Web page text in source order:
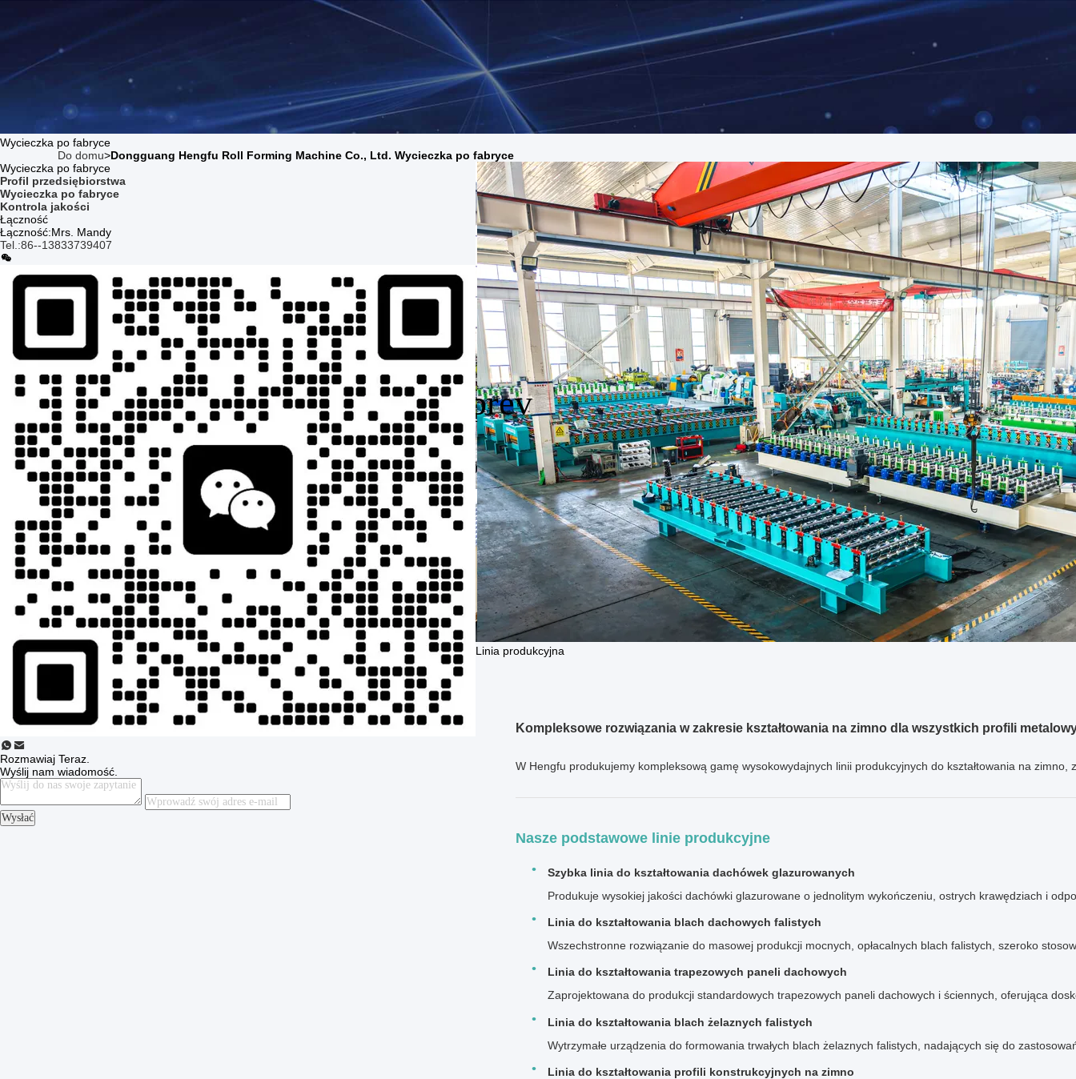
Wycieczka po fabryce
Do domu>Dongguang Hengfu Roll Forming Machine Co., Ltd. Wycieczka po fabryce
Wycieczka po fabryce
Profil przedsiębiorstwa
Wycieczka po fabryce
Kontrola jakości
Łączność
Łączność:Mrs. Mandy
Tel.:86--13833739407
Rozmawiaj Teraz.
Wyślij nam wiadomość.
Wysłać
Linia produkcyjna
Kompleksowe rozwiązania w zakresie kształtowania na zimno dla wszystkich profili
W Hengfu produkujemy kompleksową gamę wysokowydajnych linii produkcyjnych do kształtowania na
Nasze podstawowe linie produkcyjne
Szybka linia do kształtowania dachówek glazurowanych
Produkuje wysokiej jakości dachówki glazurowane o jednolitym wykończeniu, ostrych krawędziach i
Linia do kształtowania blach dachowych falistych
Wszechstronne rozwiązanie do masowej produkcji mocnych, opłacalnych blach falistych, szeroko
Linia do kształtowania trapezowych paneli dachowych
Zaprojektowana do produkcji standardowych trapezowych paneli dachowych i ściennych, oferująca
Linia do kształtowania blach żelaznych falistych
Wytrzymałe urządzenia do formowania trwałych blach żelaznych falistych, nadających się do
Linia do kształtowania profili konstrukcyjnych na zimno